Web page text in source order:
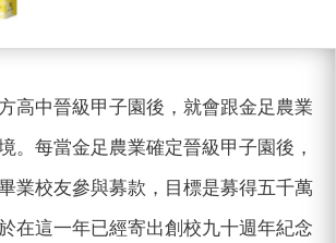
高中晉級甲子園後，就會跟金足農業
。每當金足農業確定晉級甲子園後，
業校友參與募款，目標是募得五千萬
在這一年已經寄出創校九十週年紀念